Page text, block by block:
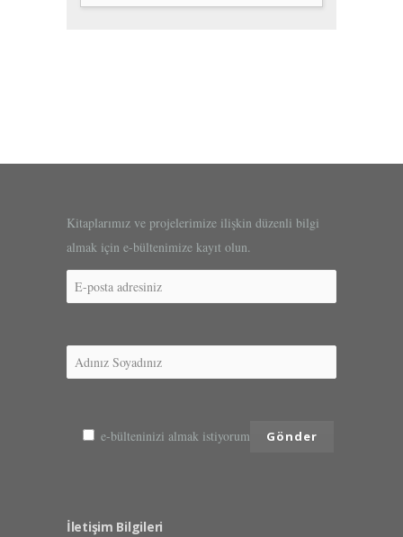
Kitaplarımız ve projelerimize ilişkin düzenli bilgi
almak için e-bültenimize kayıt olun.
e-bülteninizi almak istiyorum
İletişim Bilgileri